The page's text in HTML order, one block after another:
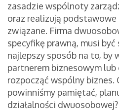
zasadzie wspólnoty
oraz realizują podstawowe
związane. Firma
specyfikę prawną, musi być
najlepszy sposób na to, by
partnerem biznesowym lub
rozpocząć wspólny biznes.
powinniśmy pamiętać,
działalności